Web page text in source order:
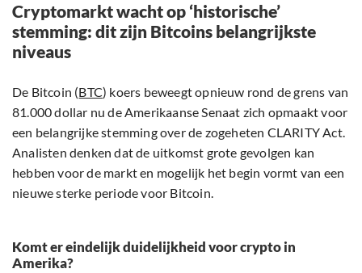
Cryptomarkt wacht op ‘historische’
stemming: dit zijn Bitcoins belangrijkste
niveaus
De Bitcoin (BTC) koers beweegt opnieuw rond de grens van
81.000 dollar nu de Amerikaanse Senaat zich opmaakt voor
een belangrijke stemming over de zogeheten CLARITY Act.
Analisten denken dat de uitkomst grote gevolgen kan
hebben voor de markt en mogelijk het begin vormt van een
nieuwe sterke periode voor Bitcoin.
Komt er eindelijk duidelijkheid voor crypto in
Amerika?